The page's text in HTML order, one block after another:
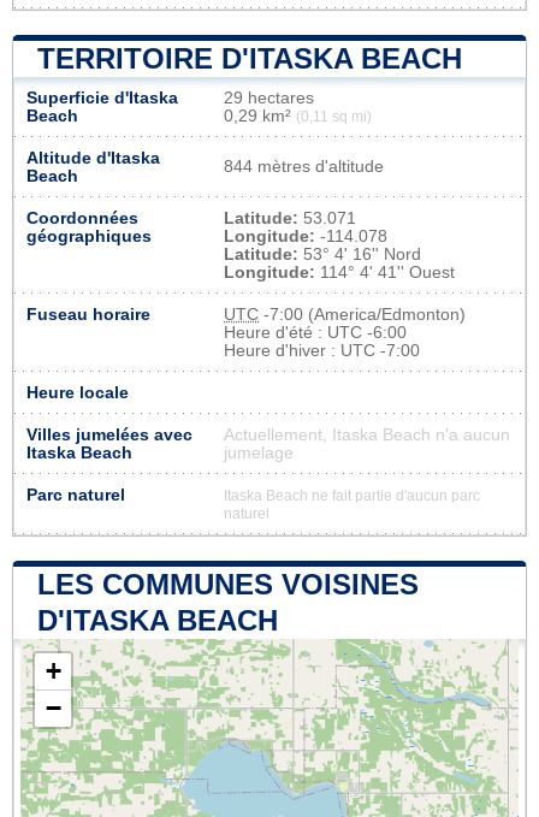
TERRITOIRE D'ITASKA BEACH
Superficie d'Itaska
Beach
29 hectares
0,29 km² (0,11 sq mi)
Altitude d'Itaska
Beach
844 mètres d'altitude
Coordonnées
géographiques
Latitude: 53.071
Longitude: -114.078
Latitude: 53° 4' 16'' Nord
Longitude: 114° 4' 41'' Ouest
Fuseau horaire UTC -7:00 (America/Edmonton)
Heure d'été : UTC -6:00
Heure d'hiver : UTC -7:00
Heure locale
Villes jumelées avec
Itaska Beach
Actuellement, Itaska Beach n'a aucun
jumelage
Parc naturel
Itaska Beach ne fait partie d'aucun parc
naturel
LES COMMUNES VOISINES
D'ITASKA BEACH
+
−